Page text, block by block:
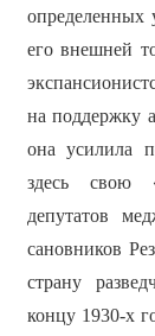
определенных
его внешней
на поддержку
она усилила
здесь свою
депутатов
сановников
страну
концу 1930-х